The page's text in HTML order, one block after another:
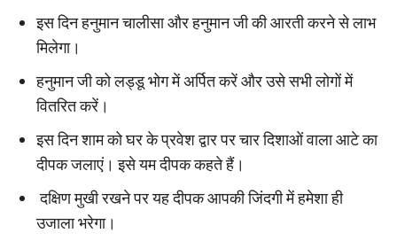
इस दिन हनुमान चालीसा और हनुमान जी की आरती करने से लाभ
मिलेगा।
हनुमान जी को लड्डू भोग में अर्पित करें और उसे सभी लोगों में
वितरित करें।
इस दिन शाम को घर के प्रवेश द्वार पर चार दिशाओं वाला आटे का
दीपक जलाएं। इसे यम दीपक कहते हैं।
दक्षिण मुखी रखने पर यह दीपक आपकी जिंदगी में हमेशा ही
उजाला भरेगा।